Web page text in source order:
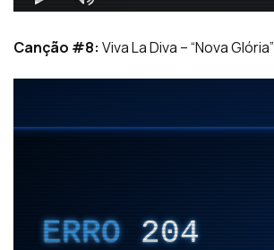
Canção #8: Viva La Diva – “Nova Glória”